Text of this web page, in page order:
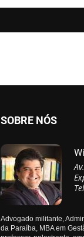
SOBRE NÓS
Advogado militante,
da Paraíba, MBA em